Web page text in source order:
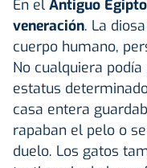
En el Antiguo Egipto
veneración. La
cuerpo humano,
No cualquiera
estatus
casa entera
rapaban el pelo o
duelo. Los gatos